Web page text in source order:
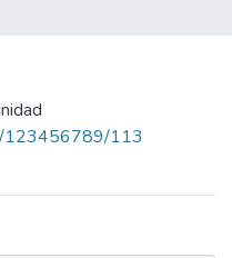
123456789/113